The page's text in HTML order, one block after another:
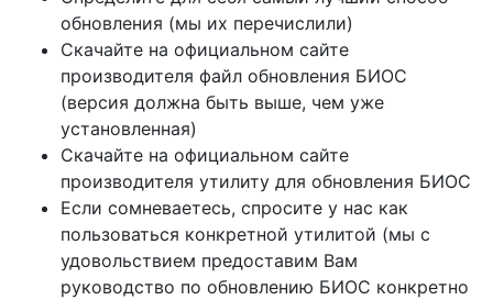
обновления (мы их перечислили)
Скачайте на официальном сайте
производителя файл обновления БИОС
(версия должна быть выше, чем уже
установленная)
Скачайте на официальном сайте
производителя утилиту для обновления БИОС
Если сомневаетесь, спросите у нас как
пользоваться конкретной утилитой (мы с
удовольствием предоставим Вам
руководство по обновлению БИОС конкретно